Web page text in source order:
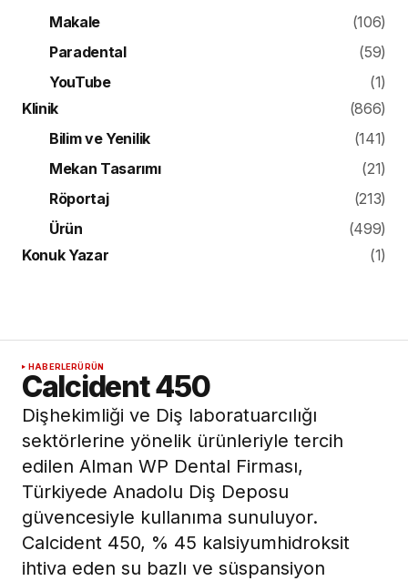
Makale
(106)
Paradental
(59)
YouTube
(1)
Klinik
(866)
Bilim ve Yenilik
(141)
Mekan Tasarımı
(21)
Röportaj
(213)
Ürün
(499)
Konuk Yazar
(1)
HABERLERÜRÜN
Calcident 450
Dişhekimliği ve Diş laboratuarcılığı
sektörlerine yönelik ürünleriyle tercih
edilen Alman WP Dental Firması,
Türkiyede Anadolu Diş Deposu
güvencesiyle kullanıma sunuluyor.
Calcident 450, % 45 kalsiyumhidroksit
ihtiva eden su bazlı ve süspansiyon